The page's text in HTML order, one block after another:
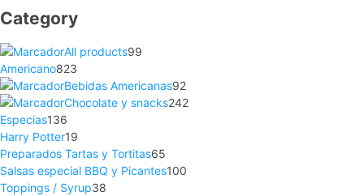
Category
All products99
Americano823
Bebidas Americanas92
Chocolate y snacks242
Especias136
Harry Potter19
Preparados Tartas y Tortitas65
Salsas especial BBQ y Picantes100
Toppings / Syrup38